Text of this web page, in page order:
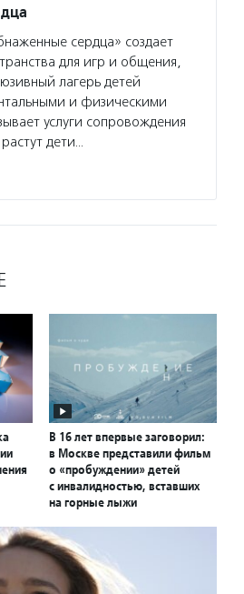
сердца» создает
для игр и общения,
лагерь детей
и физическими
услуги сопровождения
дети…
В 16 лет впервые заговорил:
в Москве представили фильм
о «пробуждении» детей
с инвалидностью, вставших
на горные лыжи